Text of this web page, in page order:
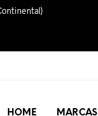
HOME MARCAS